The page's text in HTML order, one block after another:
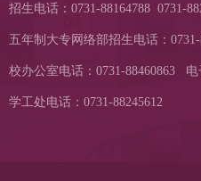
招生电话：0731-88164788 0731-
五年制大专网络部招生电话：0731-
校办公室电话：0731-88460863 电
学工处电话：0731-88245612